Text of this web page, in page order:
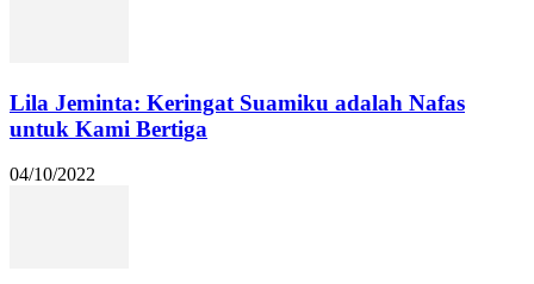
Lila Jeminta: Keringat Suamiku adalah Nafas
untuk Kami Bertiga
04/10/2022